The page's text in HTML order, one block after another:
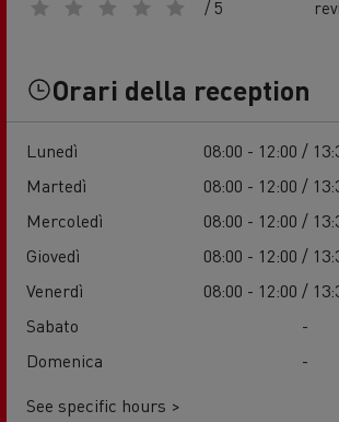
/ 5
Orari della reception
Lunedì
08:00 - 12:00 /
Martedì
08:00 - 12:00 /
Mercoledì
08:00 - 12:00 /
Giovedì
08:00 - 12:00 /
Venerdì
08:00 - 12:00 /
Sabato
-
Domenica
-
See specific hours >